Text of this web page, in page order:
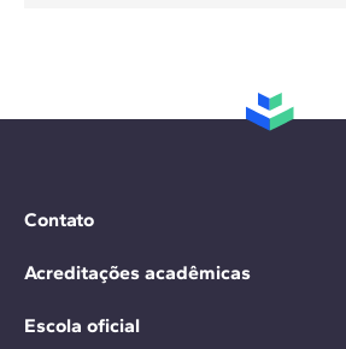
Contato
Acreditações acadêmicas
Escola oficial